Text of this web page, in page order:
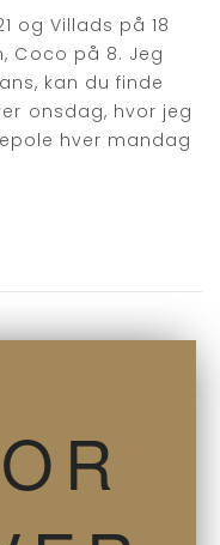
og Villads på 18
Coco på 8. Jeg
kan du finde
onsdag, hvor jeg
hver mandag